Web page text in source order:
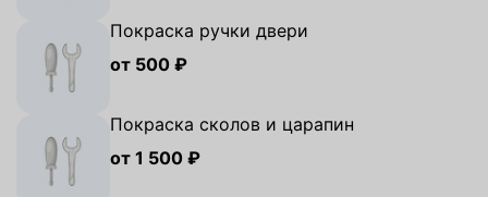
Покраска ручки двери
от 500 ₽
Покраска сколов и царапин
от 1 500 ₽